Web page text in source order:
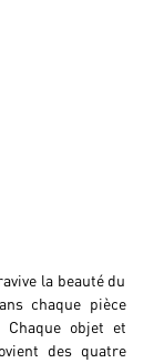
la beauté du
chaque pièce
Chaque objet et
des quatre